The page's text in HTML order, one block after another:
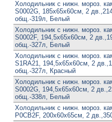
Холодильник с нижн. мороз.
S0002G, 185х65х60см, 2
общ.-319л, Белый
Холодильник с нижн. мороз.
S0002F, 194,5х65х60см, 2
общ.-327л, Белый
Холодильник с нижн. мороз.
S1RA21, 194,5х65х60см, 2
общ.-327л, Красный
Холодильник с нижн. мороз.
S0002G, 194,5х65х60см, 2
общ.-338л, Белый
Холодильник с нижн. мороз.
P0CB2F, 200х60х65см, 2